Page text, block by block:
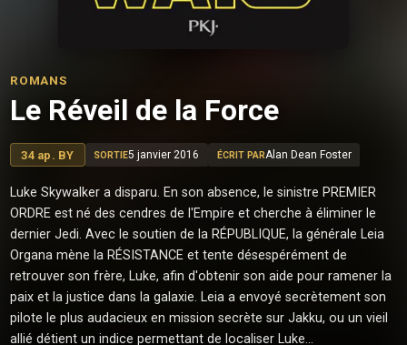
ROMANS
Le Réveil de la Force
34 ap. BY SORTIE5 janvier 2016 ÉCRIT PARAlan Dean Foster
Luke Skywalker a disparu. En son absence, le sinistre PREMIER
ORDRE est né des cendres de l'Empire et cherche à éliminer le
dernier Jedi. Avec le soutien de la RÉPUBLIQUE, la générale Leia
Organa mène la RÉSISTANCE et tente désespérément de
retrouver son frère, Luke, afin d'obtenir son aide pour ramener la
paix et la justice dans la galaxie. Leia a envoyé secrètement son
pilote le plus audacieux en mission secrète sur Jakku, ou un vieil
allié détient un indice permettant de localiser Luke...